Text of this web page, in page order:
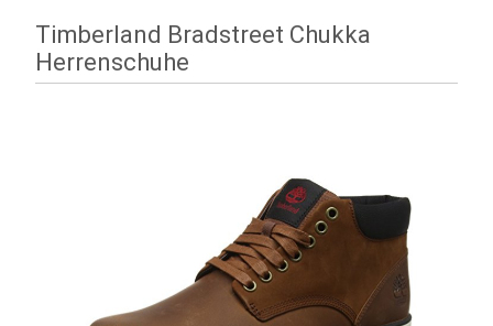
Timberland Bradstreet Chukka
Herrenschuhe